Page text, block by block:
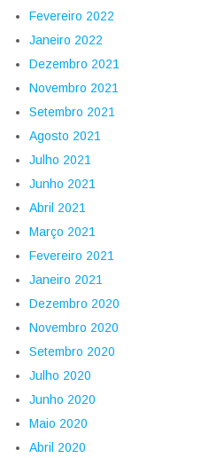
Fevereiro 2022
Janeiro 2022
Dezembro 2021
Novembro 2021
Setembro 2021
Agosto 2021
Julho 2021
Junho 2021
Abril 2021
Março 2021
Fevereiro 2021
Janeiro 2021
Dezembro 2020
Novembro 2020
Setembro 2020
Julho 2020
Junho 2020
Maio 2020
Abril 2020